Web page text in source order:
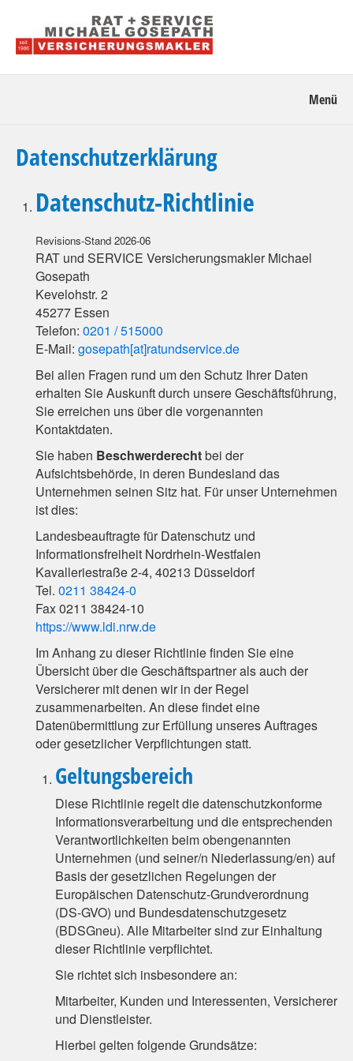
Menü
Datenschutzerklärung
Datenschutz-Richtlinie
Revisions-Stand 2026-06
RAT und SERVICE Versicherungsmakler Michael
Gosepath
Kevelohstr. 2
45277 Essen
Telefon: 0201 / 515000
E-Mail: gosepath[at]ratundservice.de
Bei allen Fragen rund um den Schutz Ihrer Daten
erhalten Sie Auskunft durch unsere Geschäftsführung,
Sie erreichen uns über die vorgenannten
Kontaktdaten.
Sie haben Beschwerderechtbei der
Aufsichtsbehörde, in deren Bundesland das
Unternehmen seinen Sitz hat. Für unser Unternehmen
ist dies:
Landesbeauftragte für Datenschutz und
Informationsfreiheit Nordrhein-Westfalen
Kavalleriestraße 2-4, 40213 Düsseldorf
Tel. 0211 38424-0
Fax 0211 38424-10
https://www.ldi.nrw.de
Im Anhang zu dieser Richtlinie finden Sie eine
Übersicht über die Geschäftspartner als auch der
Versicherer mit denen wir in der Regel
zusammenarbeiten. An diese findet eine
Datenübermittlung zur Erfüllung unseres Auftrages
oder gesetzlicher Verpflichtungen statt.
Geltungsbereich
Diese Richtlinie regelt die datenschutzkonforme
Informationsverarbeitung und die entsprechenden
Verantwortlichkeiten beim obengenannten
Unternehmen (und seiner/n Niederlassung/en) auf
Basis der gesetzlichen Regelungen der
Europäischen Datenschutz-Grundverordnung
(DS-GVO) und Bundesdatenschutzgesetz
(BDSGneu). Alle Mitarbeiter sind zur Einhaltung
dieser Richtlinie verpflichtet.
Sie richtet sich insbesondere an:
Mitarbeiter, Kunden und Interessenten, Versicherer
und Dienstleister.
Hierbei gelten folgende Grundsätze: